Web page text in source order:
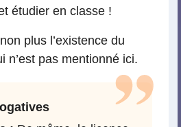
étudier en classe !
plus l’existence du
n’est pas mentionné ici.